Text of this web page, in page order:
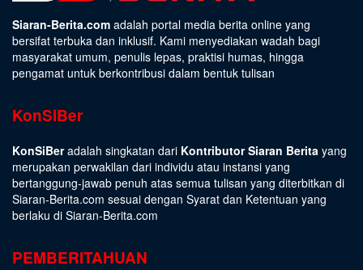
Siaran-Berita.com adalah portal media berita online yang
bersifat terbuka dan inklusif. Kami menyediakan wadah bagi
masyarakat umum, penulis lepas, praktisi humas, hingga
pengamat untuk berkontribusi dalam bentuk tulisan
KonSiBer
KonSiBeradalah singkatan dari Kontributor Siaran Berita yang
merupakan perwakilan dari individu atau instansi yang
bertanggung-jawab penuh atas semua tulisan yang diterbitkan di
Siaran-Berita.com sesuai dengan Syarat dan Ketentuan yang
berlaku di Siaran-Berita.com
PEMBERITAHUAN